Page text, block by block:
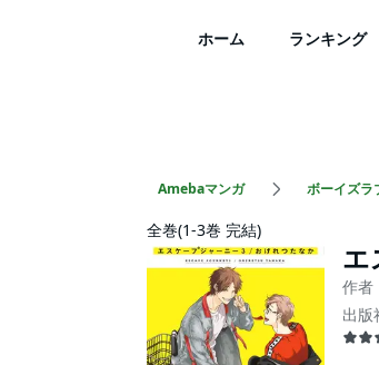
ホーム ランキング
Amebaマンガ ボーイズラ
全巻(1-3巻 完結)
エ
作者
出版